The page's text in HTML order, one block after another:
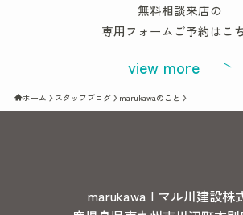
無料相談来店の
専用フォームご予約はこ
view more
ホーム スタッフブログ marukawaのこと
marukawa | マル川建設株